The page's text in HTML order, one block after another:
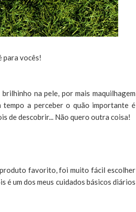
para vocês!
na pele, por mais maquilhagem
tempo a perceber o quão importante é
de descobrir... Não quero outra coisa!
produto favorito, foi muito fácil escolher
é um dos meus cuidados básicos diários